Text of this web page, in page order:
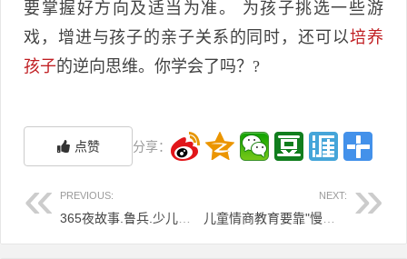
要掌握好方向及适当为准。 为孩子挑选一些游
戏，增进与孩子的亲子关系的同时，还可以培养
孩子的逆向思维。你学会了吗？?
点赞 分享：
PREVIOUS: NEXT: